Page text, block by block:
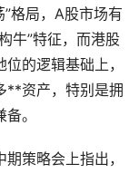
格局，A股市场有
牛”特征，而港股
的逻辑基础上，
**资产，特别是拥
。
策略会上指出，